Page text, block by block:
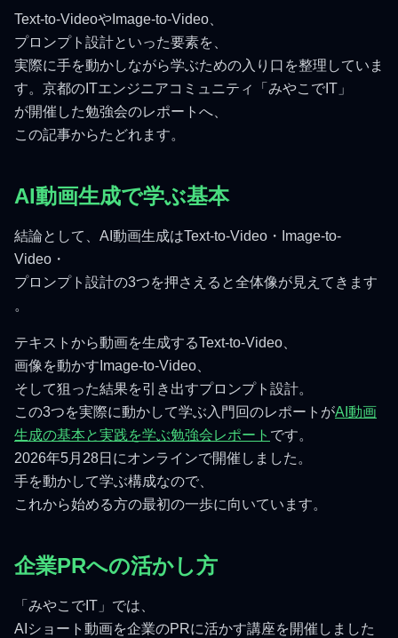
Text-to-VideoやImage-to-Video、
プロンプト設計といった要素を、
実際に手を動かしながら学ぶための入り口を整理していま
す。京都のITエンジニアコミュニティ「みやこでIT」
が開催した勉強会のレポートへ、
この記事からたどれます。
AI動画生成で学ぶ基本
結論として、AI動画生成はText-to-Video・Image-to-
Video・
プロンプト設計の3つを押さえると全体像が見えてきます
。
テキストから動画を生成するText-to-Video、
画像を動かすImage-to-Video、
そして狙った結果を引き出すプロンプト設計。
この3つを実際に動かして学ぶ入門回のレポートがAI動画
生成の基本と実践を学ぶ勉強会レポート です。
2026年5月28日にオンラインで開催しました。
手を動かして学ぶ構成なので、
これから始める方の最初の一歩に向いています。
企業PRへの活かし方
「みやこでIT」では、
AIショート動画を企業のPRに活かす講座を開催しました